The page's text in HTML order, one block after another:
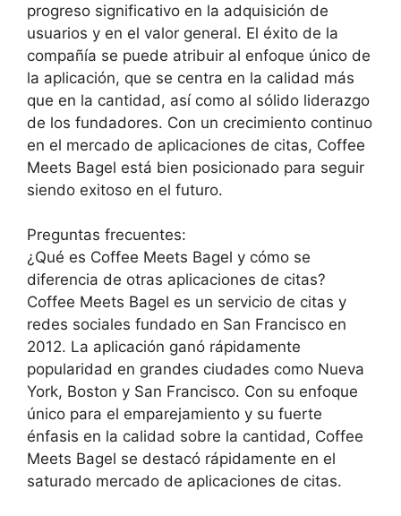
progreso significativo en la adquisición de
usuarios y en el valor general. El éxito de la
compañía se puede atribuir al enfoque único de
la aplicación, que se centra en la calidad más
que en la cantidad, así como al sólido liderazgo
de los fundadores. Con un crecimiento continuo
en el mercado de aplicaciones de citas, Coffee
Meets Bagel está bien posicionado para seguir
siendo exitoso en el futuro.
Preguntas frecuentes:
¿Qué es Coffee Meets Bagel y cómo se
diferencia de otras aplicaciones de citas?
Coffee Meets Bagel es un servicio de citas y
redes sociales fundado en San Francisco en
2012. La aplicación ganó rápidamente
popularidad en grandes ciudades como Nueva
York, Boston y San Francisco. Con su enfoque
único para el emparejamiento y su fuerte
énfasis en la calidad sobre la cantidad, Coffee
Meets Bagel se destacó rápidamente en el
saturado mercado de aplicaciones de citas.